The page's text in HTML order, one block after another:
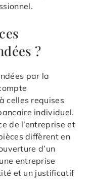
?
par la
celles requises
individuel.
de l’entreprise et
diffèrent en
d’un
entreprise
et un justificatif